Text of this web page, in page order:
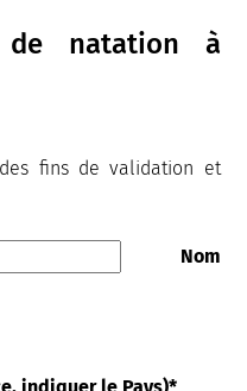
de natation à
fins de validation et
Nom